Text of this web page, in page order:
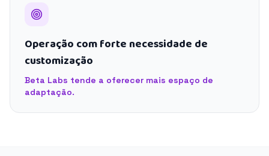
Operação com forte necessidade de
customização
Beta Labs tende a oferecer mais espaço de
adaptação.